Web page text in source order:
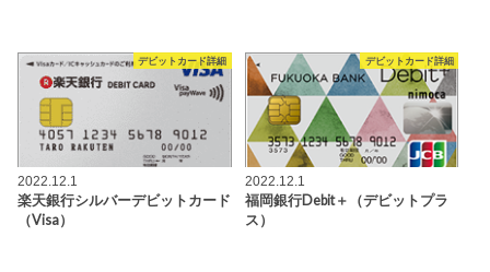
デビットカード詳細
2022.12.1
楽天銀行シルバーデビットカード
（Visa）
デビットカード詳細
2022.12.1
福岡銀行Debit＋（デビットプラ
ス）